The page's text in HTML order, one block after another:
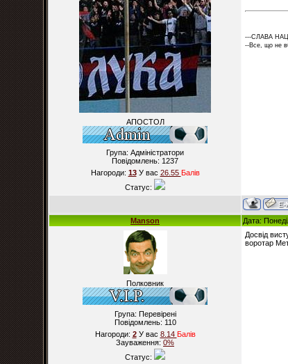
АПОСТОЛ
Група: Адміністратори
Повідомлень: 1237
Нагороди: 13У вас 26.55 Балiв
Статус:
---СЛАВА
--Все, що не
Manson Дата:
Полковник
Група: Перевірені
Повідомлень: 110
Нагороди: 2У вас 8.14 Балiв
Зауваження: 0%
Статус:
Досвід
воротар